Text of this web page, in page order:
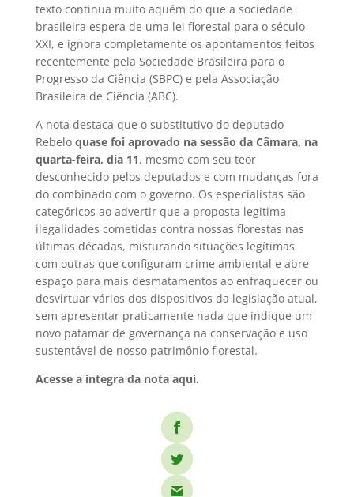
texto continua muito aquém do que a sociedade
brasileira espera de uma lei florestal para o século
XXI, e ignora completamente os apontamentos feitos
recentemente pela Sociedade Brasileira para o
Progresso da Ciência (SBPC) e pela Associação
Brasileira de Ciência (ABC).
A nota destaca que o substitutivo do deputado
Rebelo quase foi aprovado na sessão da Câmara, na
quarta-feira, dia 11, mesmo com seu teor
desconhecido pelos deputados e com mudanças fora
do combinado com o governo. Os especialistas são
categóricos ao advertir que a proposta legitima
ilegalidades cometidas contra nossas florestas nas
últimas décadas, misturando situações legítimas
com outras que configuram crime ambiental e abre
espaço para mais desmatamentos ao enfraquecer ou
desvirtuar vários dos dispositivos da legislação atual,
sem apresentar praticamente nada que indique um
novo patamar de governança na conservação e uso
sustentável de nosso patrimônio florestal.
Acesse a íntegra da nota aqui.